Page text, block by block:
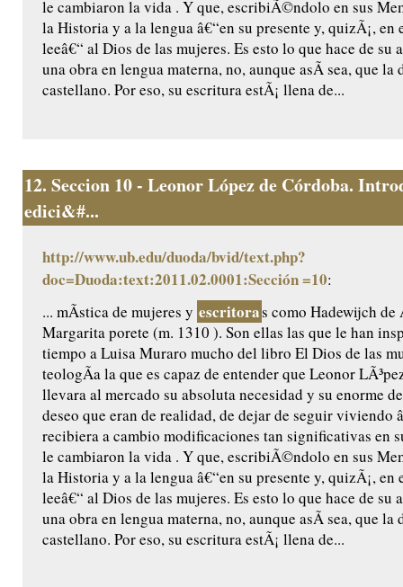
le cambiaron la vida . Y que, escribiÃ©ndolo en sus
la Historia y a la lengua â€“en su presente y, quizÃ¡, en
leeâ€“ al Dios de las mujeres. Es esto lo que hace de su
una obra en lengua materna, no, aunque asÃ­ sea, que la
castellano. Por eso, su escritura estÃ¡ llena de...
12. Seccion 10 - Leonor López de Córdoba.
edici&#...
http://www.ub.edu/duoda/bvid/text.php?
doc=Duoda:text:2011.02.0001:Sección =10:
... mÃ­stica de mujeres y escritoras como Hadewijch de
Margarita porete (m. 1310 ). Son ellas las que le han
tiempo a Luisa Muraro mucho del libro El Dios de las
teologÃ­a la que es capaz de entender que Leonor
llevara al mercado su absoluta necesidad y su enorme
deseo que eran de realidad, de dejar de seguir viviendo
recibiera a cambio modificaciones tan significativas en
le cambiaron la vida . Y que, escribiÃ©ndolo en sus
la Historia y a la lengua â€“en su presente y, quizÃ¡, en
leeâ€“ al Dios de las mujeres. Es esto lo que hace de su
una obra en lengua materna, no, aunque asÃ­ sea, que la
castellano. Por eso, su escritura estÃ¡ llena de...